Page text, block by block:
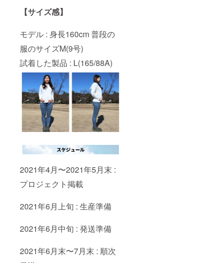
【サイズ感】
モデル : 身長160cm 普段の
服のサイズM(9号)
試着した製品 : L(165/88A)
2021年4月〜2021年5月末 :
プロジェクト掲載
2021年6月上旬 : 生産準備
2021年6月中旬 : 発送準備
2021年6月末〜7月末 : 順次